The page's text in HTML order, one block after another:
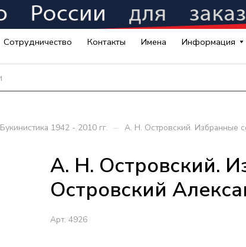
Сотрудничество Контакты Имена Информация
Букинистика 1942 - 2010 гг. – А. Н. Островский. Избранные
А. Н. Островский.
Островский
Арт. 4926